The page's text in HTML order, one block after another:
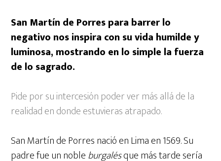
San Martín de Porres para barrer lo
negativo nos inspira con su vida humilde y
luminosa, mostrando en lo simple la fuerza
de lo sagrado.
Pide por su intercesión poder ver más allá de la
realidad en donde estuvieras atrapado.
San Martín de Porres nació en Lima en 1569. Su
padre fue un nobleburgalésque más tarde sería